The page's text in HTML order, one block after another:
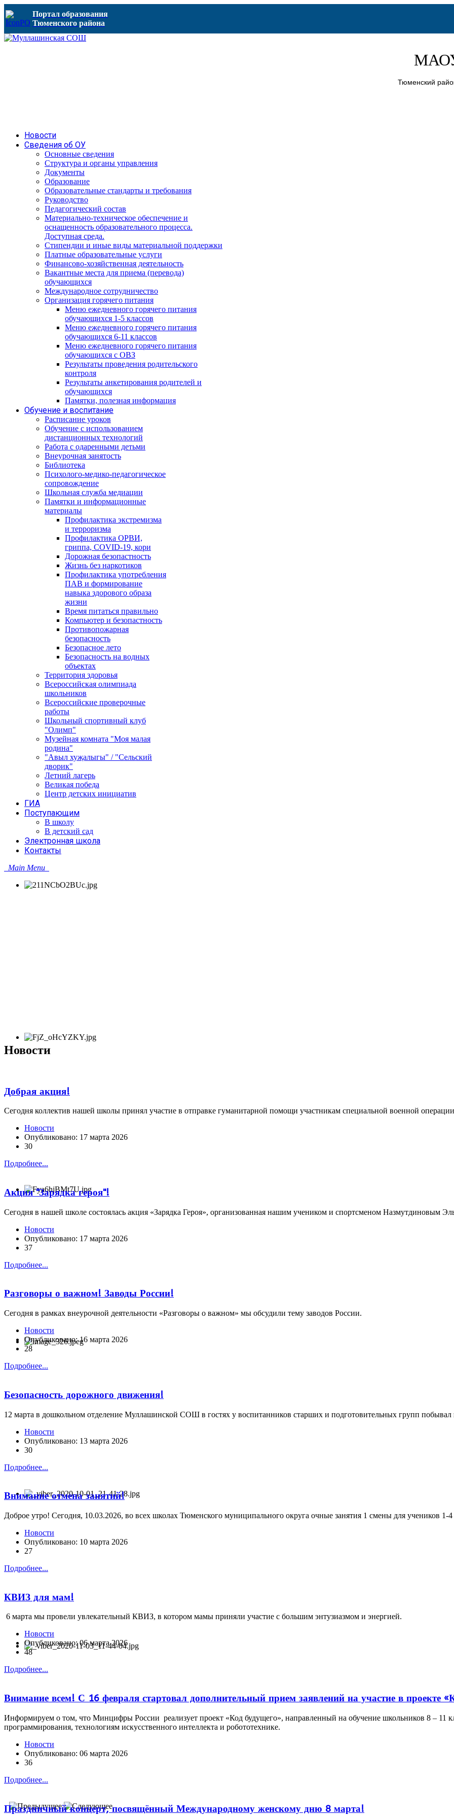
Портал образования
Тюменского района
Тюменский
Новости
Сведения об ОУ
Основные сведения
Структура и органы управления
Документы
Образование
Образовательные стандарты и требования
Руководство
Педагогический состав
Материально-техническое обеспечение и
оснащенность образовательного процесса.
Доступная среда.
Стипендии и иные виды материальной поддержки
Платные образовательные услуги
Финансово-хозяйственная деятельность
Вакантные места для приема (перевода)
обучающихся
Международное сотрудничество
Организация горячего питания
Меню ежедневного горячего питания
обучающихся 1-5 классов
Меню ежедневного горячего питания
обучающихся 6-11 классов
Меню ежедневного горячего питания
обучающихся с ОВЗ
Результаты проведения родительского
контроля
Результаты анкетирования родителей и
обучающихся
Памятки, полезная информация
Обучение и воспитание
Расписание уроков
Обучение с использованием
дистанционных технологий
Работа с одаренными детьми
Внеурочная занятость
Библиотека
Психолого-медико-педагогическое
сопровождение
Школьная служба медиации
Памятки и информационные
материалы
Профилактика экстремизма
и терроризма
Профилактика ОРВИ,
гриппа, COVID-19, кори
Дорожная безопастность
Жизнь без наркотиков
Профилактика употребления
ПАВ и формирование
навыка здорового образа
жизни
Время питаться правильно
Компьютер и безопастность
Противопожарная
безопасность
Безопасное лето
Безопасность на водных
объектах
Территория здоровья
Всероссийская олимпиада
школьников
Всероссийские проверочные
работы
Школьный спортивный клуб
"Олимп"
Музейная комната "Моя малая
родина"
"Авыл хуҗалыгы" / "Сельский
дворик"
Летний лагерь
Великая победа
Центр детских инициатив
ГИА
Поступающим
В школу
В детский сад
Электронная школа
Контакты
Main Menu
Новости
Добрая акция!
Сегодня коллектив нашей школы принял участие в отправке гуманитарной помощи участникам специальной военной
Новости
Опубликовано: 17 марта 2026
30
Подробнее...
Акция "Зарядка героя"!
Сегодня в нашей школе состоялась акция «Зарядка Героя», организованная нашим учеником и спортсменом Назмутдиновым
Новости
Опубликовано: 17 марта 2026
37
Подробнее...
Разговоры о важном! Заводы России!
Сегодня в рамках внеурочной деятельности «Разговоры о важном» мы обсудили тему заводов России.
Новости
Опубликовано: 16 марта 2026
28
Подробнее...
Безопасность дорожного движения!
12 марта в дошкольном отделение Муллашинской СОШ в гостях у воспитанников старших и подготовительных групп
Новости
Опубликовано: 13 марта 2026
30
Подробнее...
Внимание отмена занятий!
Доброе утро! Сегодня, 10.03.2026, во всех школах Тюменского муниципального округа очные занятия 1 смены для учеников 1-4
Новости
Опубликовано: 10 марта 2026
27
Подробнее...
КВИЗ для мам!
6 марта мы провели увлекательный КВИЗ, в котором мамы приняли участие с большим энтузиазмом и энергией.
Новости
Опубликовано: 06 марта 2026
48
Подробнее...
Внимание всем! С 16 февраля стартовал дополнительный прием заявлений на участие в проекте
Информируем о том, что Минцифры России реализует проект «Код будущего», направленный на обучение школьников 8 – 11
программирования, технологиям искусственного интеллекта и робототехнике.
Новости
Опубликовано: 06 марта 2026
36
Подробнее...
Праздничный концерт, посвящённый Международному женскому дню 8 марта!